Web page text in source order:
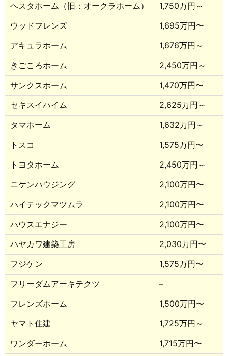
ヘスタホーム（旧：オークラホーム）
1,750万円～
ウッドフレンズ
1,695万円〜
アキュラホーム
1,676万円～
きごころホーム
2,450万円～
サンクスホーム
1,470万円〜
セキスイハイム
2,625万円～
タマホーム
1,632万円～
トスコ
1,575万円〜
トヨタホーム
2,450万円～
ニケンハウジング
2,100万円〜
ハイテックマツムラ
2,100万円〜
ハウスエナジー
2,100万円〜
ハヤカワ建築工房
2,030万円〜
フジケン
1,575万円〜
フリーダムアーキテクツ
–
フレンズホーム
1,500万円〜
ヤマト住建
1,725万円～
ワンダーホーム
1,715万円〜